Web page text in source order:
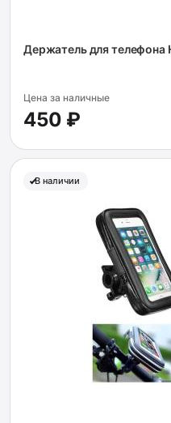
Держатель для телефона
Цена за наличные
450 ₽
В наличии